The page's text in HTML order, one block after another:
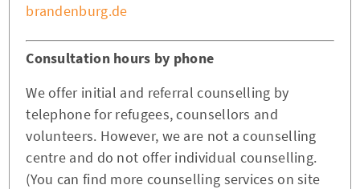
brandenburg.de
Consultation hours by phone
We offer initial and referral counselling by
telephone for refugees, counsellors and
volunteers. However, we are not a counselling
centre and do not offer individual counselling.
(You can find more counselling services on site